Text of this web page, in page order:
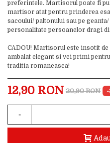
preferintele. Martisorul poate fi
martisor atat pentru prinderea
sacoului/ paltonului sau pe
personalitate persoanelor dragi
CADOU! Martisorul este insotit
ambalat elegant si vei primi
traditia romaneasca!
12,90 RON 20,90 RON
-